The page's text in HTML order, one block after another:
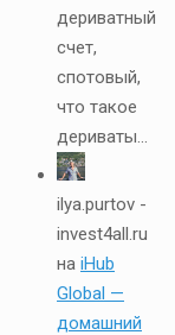
дериватный
счет,
спотовый,
что такое
дериваты...
ilya.purtov -
invest4all.ru
на iHub
Global —
домашний